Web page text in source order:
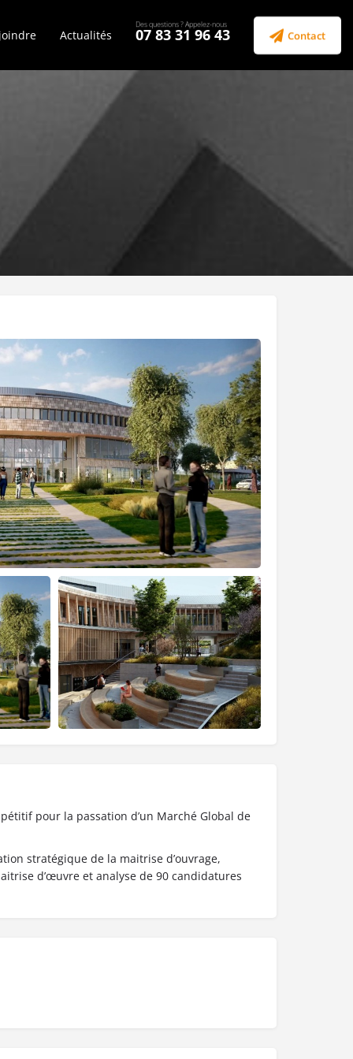
Actualités 07 83 31 96 43 Contact
pour la passation d’un Marché Global de
stratégique de la maitrise d’ouvrage,
d’œuvre et analyse de 90 candidatures